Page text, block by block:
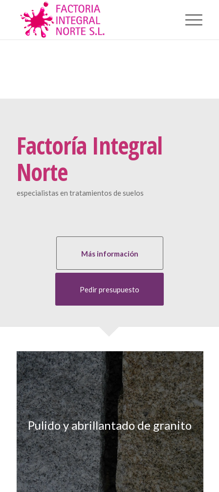
Factoría Integral
Norte
especialistas en tratamientos de suelos
Más información
Pedir presupuesto
Pulido y abrillantado de granito